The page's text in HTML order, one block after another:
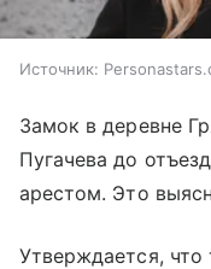
Источник:
Замок в деревне
Пугачева до
арестом. Это
Утверждается,